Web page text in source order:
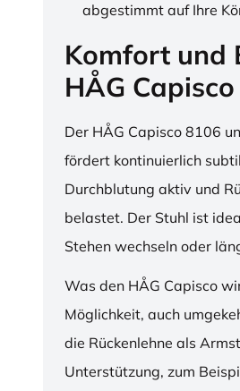
abgestimmt auf Ihre
Komfort und
HÅG
Der HÅG Capisco 8106
fördert kontinuierlich
Durchblutung aktiv und
belastet. Der Stuhl ist
Stehen wechseln oder
Was den HÅG Capisco
Möglichkeit, auch
die Rückenlehne als
Unterstützung, zum